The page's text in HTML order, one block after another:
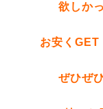
欲しか
お安くGET
ぜひぜ